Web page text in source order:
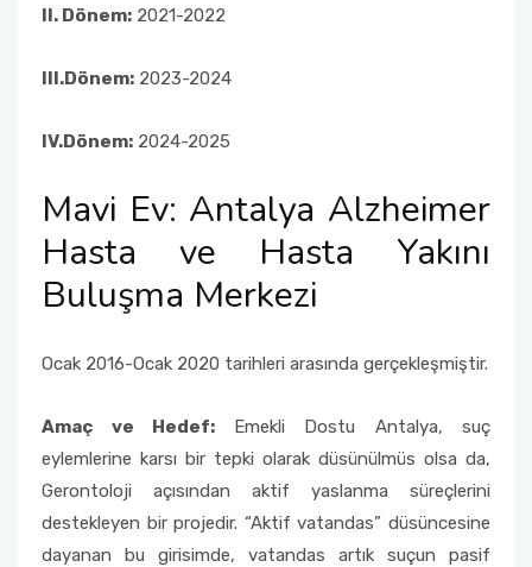
II. Dönem: 2021-2022
III.Dönem: 2023-2024
IV.Dönem: 2024-2025
Mavi Ev: Antalya Alzheimer
Hasta ve Hasta Yakını
Buluşma Merkezi
Ocak 2016-Ocak 2020 tarihleri arasında gerçekleşmiştir.
Amaç ve Hedef: Emekli Dostu Antalya, suç
eylemlerine karsı bir tepki olarak düsünülmüs olsa da,
Gerontoloji açısından aktif yaslanma süreçlerini
destekleyen bir projedir. “Aktif vatandas” düsüncesine
dayanan bu girisimde, vatandas artık suçun pasif